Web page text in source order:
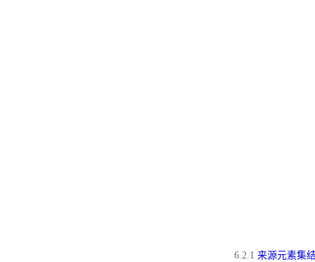
6.2.1 来源元素集